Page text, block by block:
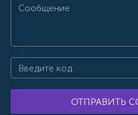
ОТПРАВИТЬ